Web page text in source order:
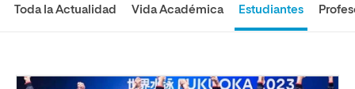
Toda la Actualidad Vida Académica Estudiantes